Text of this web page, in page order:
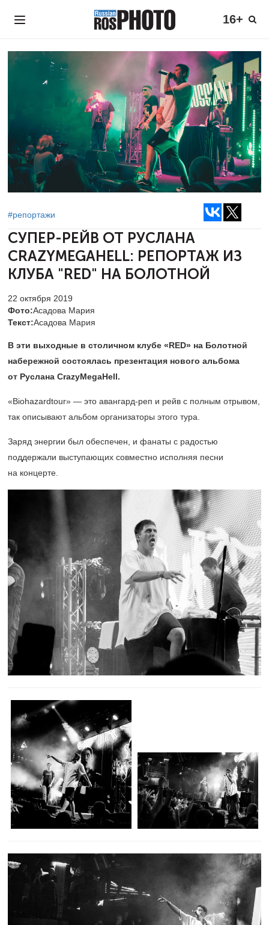
16+
#репортажи
СУПЕР-РЕЙВ ОТ РУСЛАНА
CRAZYMEGAHELL: РЕПОРТАЖ ИЗ
КЛУБА "RED" НА БОЛОТНОЙ
22 октября 2019
Фото:Асадова Мария
Текст:Асадова Мария
В эти выходные в столичном клубе «RED» на Болотной
набережной состоялась презентация нового альбома
от Руслана CrazyMegaHell.
«Biohazardtour» — это авангард-реп и рейв с полным отрывом,
так описывают альбом организаторы этого тура.
Заряд энергии был обеспечен, и фанаты с радостью
поддержали выступающих совместно исполняя песни
на концерте.